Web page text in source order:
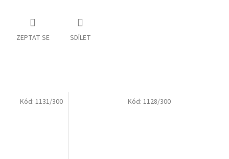
ZEPTAT SE SDÍLET
Kód:1131/300 Kód: 1128/300